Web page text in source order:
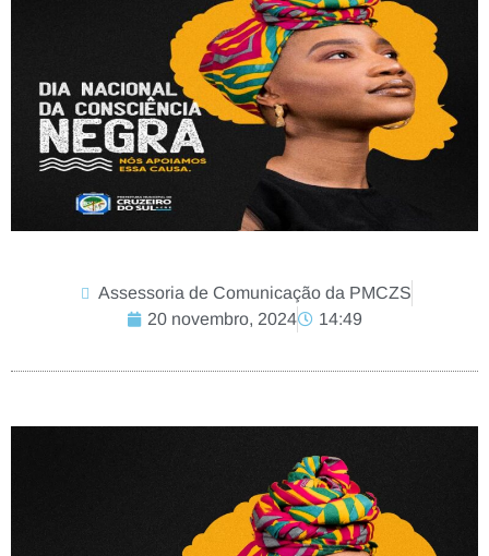
Assessoria de Comunicação da PMCZS
20 novembro, 2024
14:49